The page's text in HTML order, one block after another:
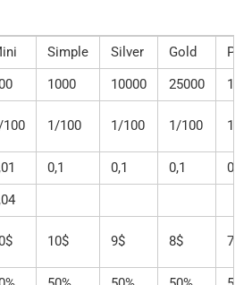
Simple Silver Gold
1000 10000 25000
100 1/100 1/100 1/100 1/
0,1 0,1 0,1
0,1
10$ 9$ 8$ 7$